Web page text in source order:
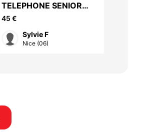
TELEPHONE SENIOR
DUO SANS FIL
45 €
Sylvie F
Nice (06)